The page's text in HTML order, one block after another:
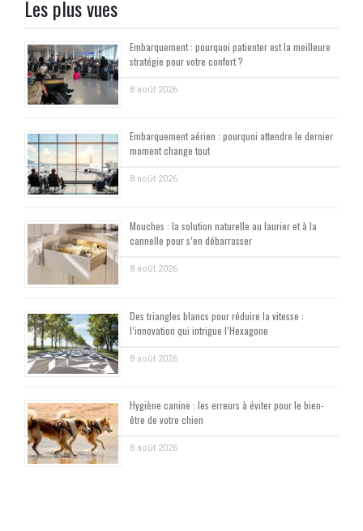
Les plus vues
Embarquement : pourquoi patienter est la meilleure
stratégie pour votre confort ?
8 août 2026
Embarquement aérien : pourquoi attendre le dernier
moment change tout
8 août 2026
Mouches : la solution naturelle au laurier et à la
cannelle pour s’en débarrasser
8 août 2026
Des triangles blancs pour réduire la vitesse :
l’innovation qui intrigue l’Hexagone
8 août 2026
Hygiène canine : les erreurs à éviter pour le bien-
être de votre chien
8 août 2026